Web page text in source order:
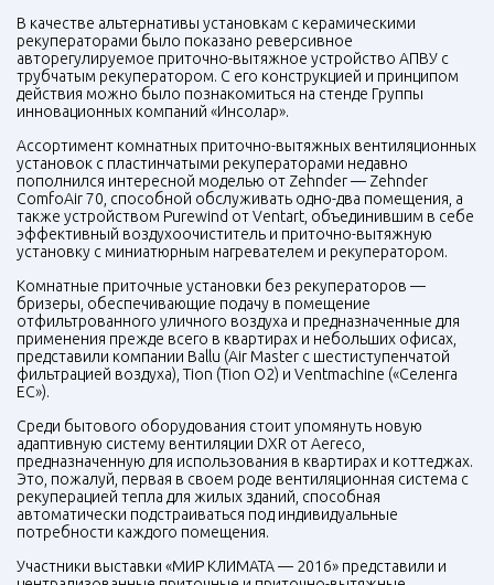
В качестве альтернативы установкам с керамическими
рекуператорами было показано реверсивное
авторегулируемое приточно-вытяжное устройство АПВУ с
трубчатым рекуператором. С его конструкцией и принципом
действия можно было познакомиться на стенде Группы
инновационных компаний «Инсолар».
Ассортимент комнатных приточно-вытяжных вентиляционных
установок с пластинчатыми рекуператорами недавно
пополнился интересной моделью от Zehnder — Zehnder
ComfoAir 70, способной обслуживать одно-два помещения, а
также устройством Purewind от Ventart, объединившим в себе
эффективный воздухоочиститель и приточно-вытяжную
установку с миниатюрным нагревателем и рекуператором.
Комнатные приточные установки без рекуператоров —
бризеры, обеспечивающие подачу в помещение
отфильтрованного уличного воздуха и предназначенные для
применения прежде всего в квартирах и небольших офисах,
представили компании Ballu (Air Master с шестиступенчатой
фильтрацией воздуха), Tion (Tion O2) и Ventmachine («Селенга
ЕС»).
Среди бытового оборудования стоит упомянуть новую
адаптивную систему вентиляции DXR от Aereco,
предназначенную для использования в квартирах и коттеджах.
Это, пожалуй, первая в своем роде вентиляционная система с
рекуперацией тепла для жилых зданий, способная
автоматически подстраиваться под индивидуальные
потребности каждого помещения.
Участники выставки «МИР КЛИМАТА — 2016» представили и